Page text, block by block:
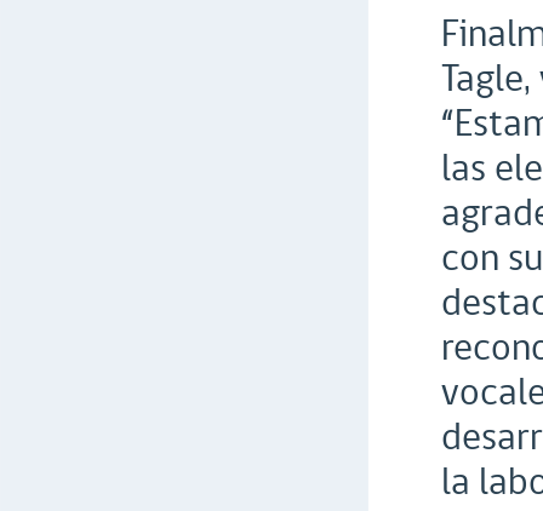
las
con
la